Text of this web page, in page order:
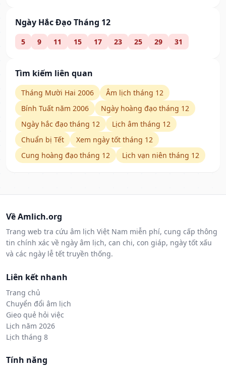
Ngày Hắc Đạo Tháng 12
5 9 11 15 17 23 25 29 31
Tìm kiếm liên quan
Tháng Mười Hai 2006
Âm lịch tháng 12
Bính Tuất năm 2006
Ngày hoàng đạo tháng 12
Ngày hắc đạo tháng 12
Lịch âm tháng 12
Chuẩn bị Tết
Xem ngày tốt tháng 12
Cung hoàng đạo tháng 12
Lịch vạn niên tháng 12
Về Amlich.org
Trang web tra cứu âm lịch Việt Nam miễn phí, cung cấp thông
tin chính xác về ngày âm lịch, can chi, con giáp, ngày tốt xấu
và các ngày lễ tết truyền thống.
Liên kết nhanh
Trang chủ
Chuyển đổi âm lịch
Gieo quẻ hỏi việc
Lịch năm 2026
Lịch tháng 8
Tính năng